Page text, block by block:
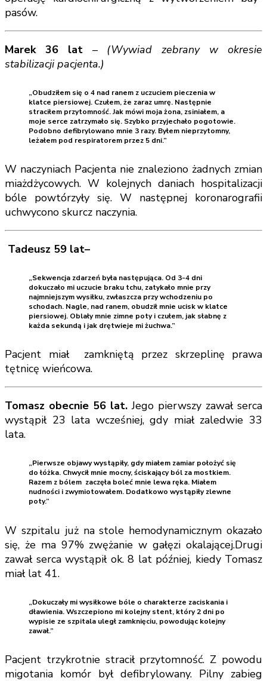
pasów.
Marek 36 lat– (Wywiad zebrany w okresie
stabilizacji pacjenta.)
„Obudziłem się o 4 nad ranem z uczuciem pieczenia w
klatce piersiowej. Czułem, że zaraz umrę. Następnie
straciłem przytomność. Jak mówi moja żona, zsiniałem, a
moje serce zatrzymało się. Szybko przyjechało pogotowie.
Podobno defibrylowano mnie 3 razy. Byłem nieprzytomny,
leżałem pod respiratorem przez 5 dni.”
W naczyniach Pacjenta nie znaleziono żadnych zmian
miażdżycowych. W kolejnych daniach hospitalizacji
bóle powtórzyły się. W następnej koronarografii
uchwycono skurcz naczynia.
Tadeusz 59 lat–
„Sekwencja zdarzeń była następująca. Od 3-4 dni
dokuczało mi uczucie braku tchu, zatykało mnie przy
najmniejszym wysiłku, zwłaszcza przy wchodzeniu po
schodach. Nagle, nad ranem, obudził mnie ucisk w klatce
piersiowej. Oblały mnie zimne poty i czułem, jak słabnę z
każda sekundą i jak drętwieje mi żuchwa.”
Pacjent miał zamkniętą przez skrzeplinę prawa
tętnicę wieńcowa.
Tomasz obecnie 56 lat. Jego pierwszy zawał serca
wystąpił 23 lata wcześniej, gdy miał zaledwie 33
lata.
„Pierwsze objawy wystąpiły, gdy miałem zamiar położyć się
do łóżka. Chwycił mnie mocny, ściskający ból za mostkiem.
Razem z bólem zaczęła boleć mnie lewa ręka. Miałem
nudności i zwymiotowałem. Dodatkowo wystąpiły zlewne
poty.”
W szpitalu już na stole hemodynamicznym okazało
się, że ma 97% zwężanie w gałęzi okalającej.Drugi
zawał serca wystąpił ok. 8 lat później, kiedy Tomasz
miał lat 41.
„Dokuczały mi wysiłkowe bóle o charakterze zaciskania i
dławienia. Wszczepiono mi kolejny stent, który 2 dni po
wypisie ze szpitala uległ zamknięciu, powodując kolejny
zawał.”
Pacjent trzykrotnie stracił przytomność. Z powodu
migotania komór był defibrylowany. Pilny zabieg